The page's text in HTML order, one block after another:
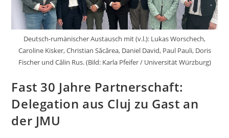
Deutsch-rumänischer Austausch mit (v.l.): Lukas Worschech,
Caroline Kisker, Christian Săcărea, Daniel David, Paul Pauli, Doris
Fischer und Călin Rus. (Bild: Karla Pfeifer / Universität Würzburg)
Fast 30 Jahre Partnerschaft:
Delegation aus Cluj zu Gast an
der JMU